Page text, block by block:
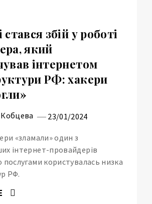
збій у роботі
який
інтернетом
РФ: хакери
23/01/2024
«зламали» один з
інтернет-провайдерів
користувалась низка
РФ.